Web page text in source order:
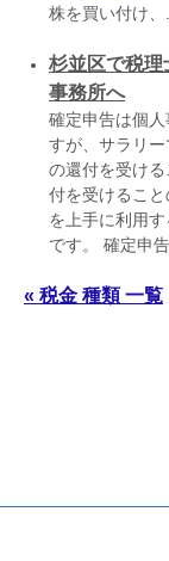
株を買い付け、...
杉並区で税
事務所へ
確定申告は個
すが、サラリー
の還付を受け
付を受けるこ
を上手に利用
です。 確定申
« 税金 種類 一覧